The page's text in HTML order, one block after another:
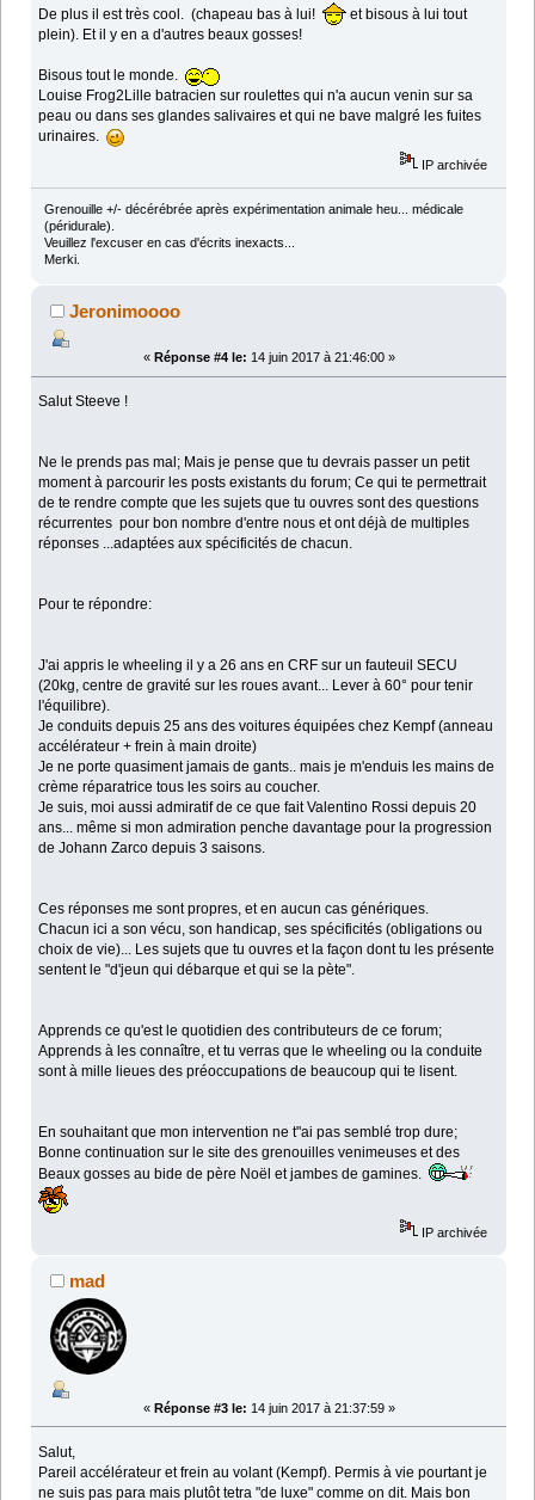
De plus il est très cool. (chapeau bas à lui!
et bisous à lui tout
plein). Et il y en a d'autres beaux gosses!
Bisous tout le monde.
Louise Frog2Lille batracien sur roulettes qui n'a aucun venin sur sa
peau ou dans ses glandes salivaires et qui ne bave malgré les fuites
urinaires.
IP archivée
Grenouille +/- décérébrée après expérimentation animale heu... médicale
(péridurale).
Veuillez l'excuser en cas d'écrits inexacts...
Merki.
Jeronimoooo
« Réponse #4 le: 14 juin 2017 à 21:46:00 »
Salut Steeve !
Ne le prends pas mal; Mais je pense que tu devrais passer un petit
moment à parcourir les posts existants du forum; Ce qui te permettrait
de te rendre compte que les sujets que tu ouvres sont des questions
récurrentes pour bon nombre d'entre nous et ont déjà de multiples
réponses ...adaptées aux spécificités de chacun.
Pour te répondre:
J'ai appris le wheeling il y a 26 ans en CRF sur un fauteuil SECU
(20kg, centre de gravité sur les roues avant... Lever à 60° pour tenir
l'équilibre).
Je conduits depuis 25 ans des voitures équipées chez Kempf (anneau
accélérateur + frein à main droite)
Je ne porte quasiment jamais de gants.. mais je m'enduis les mains de
crème réparatrice tous les soirs au coucher.
Je suis, moi aussi admiratif de ce que fait Valentino Rossi depuis 20
ans... même si mon admiration penche davantage pour la progression
de Johann Zarco depuis 3 saisons.
Ces réponses me sont propres, et en aucun cas génériques.
Chacun ici a son vécu, son handicap, ses spécificités (obligations ou
choix de vie)... Les sujets que tu ouvres et la façon dont tu les présente
sentent le "d'jeun qui débarque et qui se la pète".
Apprends ce qu'est le quotidien des contributeurs de ce forum;
Apprends à les connaître, et tu verras que le wheeling ou la conduite
sont à mille lieues des préoccupations de beaucoup qui te lisent.
En souhaitant que mon intervention ne t"ai pas semblé trop dure;
Bonne continuation sur le site des grenouilles venimeuses et des
Beaux gosses au bide de père Noël et jambes de gamines.
IP archivée
mad
« Réponse #3 le: 14 juin 2017 à 21:37:59 »
Salut,
Pareil accélérateur et frein au volant (Kempf). Permis à vie pourtant je
ne suis pas para mais plutôt tetra "de luxe" comme on dit. Mais bon